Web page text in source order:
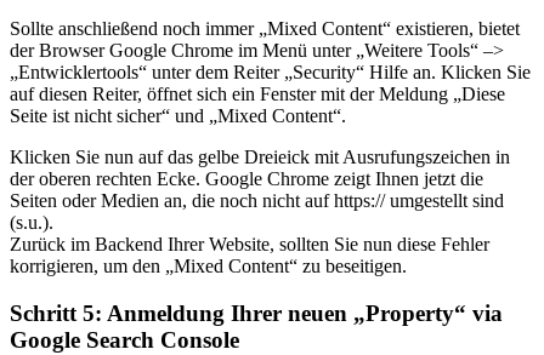
Sollte anschließend noch immer „Mixed Content“ existieren, bietet
der Browser Google Chrome im Menü unter „Weitere Tools“ –>
„Entwicklertools“ unter dem Reiter „Security“ Hilfe an. Klicken Sie
auf diesen Reiter, öffnet sich ein Fenster mit der Meldung „Diese
Seite ist nicht sicher“ und „Mixed Content“.
Klicken Sie nun auf das gelbe Dreieick mit Ausrufungszeichen in
der oberen rechten Ecke. Google Chrome zeigt Ihnen jetzt die
Seiten oder Medien an, die noch nicht auf https:// umgestellt sind
(s.u.).
Zurück im Backend Ihrer Website, sollten Sie nun diese Fehler
korrigieren, um den „Mixed Content“ zu beseitigen.
Schritt 5: Anmeldung Ihrer neuen „Property“ via
Google Search Console